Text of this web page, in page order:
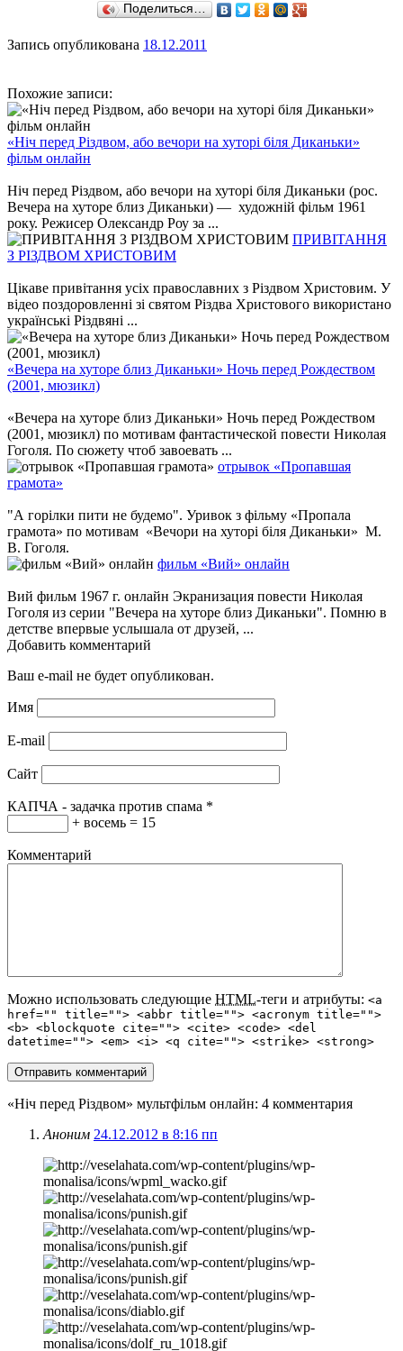
Поделиться…
Запись опубликована 18.12.2011
Похожие записи:
«Ніч перед Різдвом, або вечори на хуторі біля Диканьки»
фільм онлайн
Ніч перед Різдвом, або вечори на хуторі біля Диканьки (рос.
Вечера на хуторе близ Диканьки) — художній фільм 1961
року. Режисер Олександр Роу за ...
ПРИВІТАННЯ
З РІЗДВОМ ХРИСТОВИМ
Цікаве привітання усіх православних з Різдвом Христовим. У
відео поздоровленні зі святом Різдва Христового використано
українські Різдвяні ...
«Вечера на хуторе близ Диканьки» Ночь перед Рождеством
(2001, мюзикл)
«Вечера на хуторе близ Диканьки» Ночь перед Рождеством
(2001, мюзикл) по мотивам фантастической повести Николая
Гоголя. По сюжету чтоб завоевать ...
отрывок «Пропавшая
грамота»
"А горілки пити не будемо". Уривок з фільму «Пропала
грамота» по мотивам «Вечори на хуторі біля Диканьки» М.
В. Гоголя.
фильм «Вий» онлайн
Вий фильм 1967 г. онлайн Экранизация повести Николая
Гоголя из серии "Вечера на хуторе близ Диканьки". Помню в
детстве впервые услышала от друзей, ...
Добавить комментарий
Ваш e-mail не будет опубликован.
Имя
E-mail
Сайт
КАПЧА - задачка против спама *
+ восемь = 15
Комментарий
Можно использовать следующие HTML-теги и атрибуты: <a
href="" title=""> <abbr title=""> <acronym title="">
<b> <blockquote cite=""> <cite> <code> <del
datetime=""> <em> <i> <q cite=""> <strike> <strong>
«Ніч перед Різдвом» мультфільм онлайн: 4 комментария
Аноним 24.12.2012 в 8:16 пп